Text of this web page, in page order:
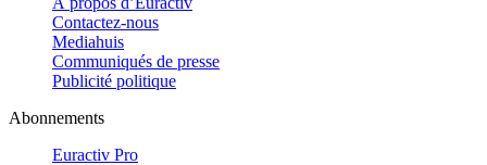
Contactez-nous
Mediahuis
Communiqués de presse
Publicité politique
Abonnements
Euractiv Pro